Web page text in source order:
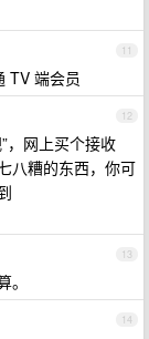
11
TV 端会员
12
，网上买个接收
八糟的东西，你可
13
14